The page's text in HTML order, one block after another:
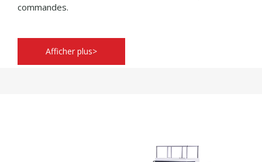
commandes.
Afficher plus>